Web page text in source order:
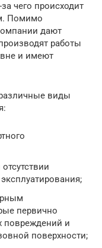
чего происходит
Помимо
дают
работы
и имеют
виды
первично
повреждений и
поверхности;